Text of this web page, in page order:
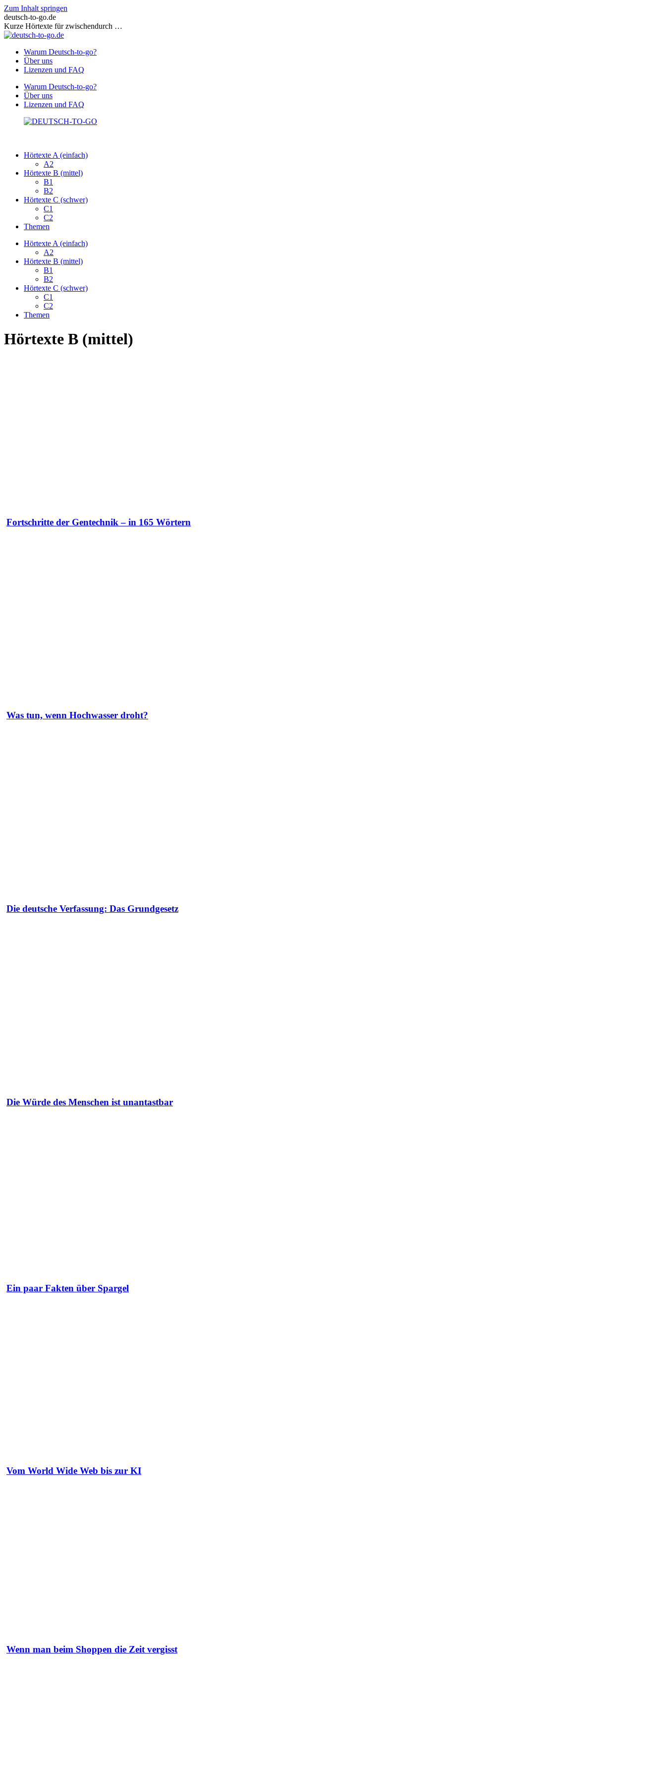
Zum Inhalt springen
deutsch-to-go.de
Kurze Hörtexte für zwischendurch …
Warum Deutsch-to-go?
Über uns
Lizenzen und FAQ
Warum Deutsch-to-go?
Über uns
Lizenzen und FAQ
Hörtexte A (einfach)
A2
Hörtexte B (mittel)
B1
B2
Hörtexte C (schwer)
C1
C2
Themen
Hörtexte A (einfach)
A2
Hörtexte B (mittel)
B1
B2
Hörtexte C (schwer)
C1
C2
Themen
Hörtexte B (mittel)
Fortschritte der Gentechnik – in 165 Wörtern
Was tun, wenn Hochwasser droht?
Die deutsche Verfassung: Das Grundgesetz
Die Würde des Menschen ist unantastbar
Ein paar Fakten über Spargel
Vom World Wide Web bis zur KI
Wenn man beim Shoppen die Zeit vergisst